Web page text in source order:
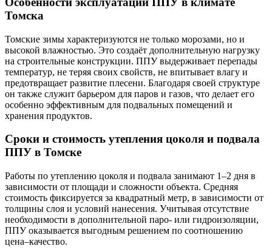
Томска
Томские зимы характеризуются не только морозами, но и
высокой влажностью. Это создаёт дополнительную нагрузку
на строительные конструкции. ППУ выдерживает перепады
температур, не теряя своих свойств, не впитывает влагу и
предотвращает развитие плесени. Благодаря своей структуре
он также служит барьером для паров и газов, что делает его
особенно эффективным для подвальных помещений и
хранения продуктов.
Сроки и стоимость утепления цоколя и подвала
ППУ в Томске
Работы по утеплению цоколя и подвала занимают 1–2 дня в
зависимости от площади и сложности объекта. Средняя
стоимость фиксируется за квадратный метр, в зависимости от
толщины слоя и условий нанесения. Учитывая отсутствие
необходимости в дополнительной паро- или гидроизоляции,
ППУ оказывается выгодным решением по соотношению
цена–качество.